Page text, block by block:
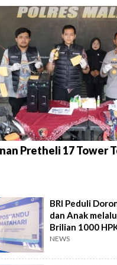
Pretheli 17 Tower
BRI Peduli
dan Anak
Brilian 1000
NEWS